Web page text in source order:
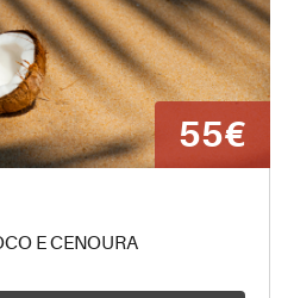
55€
E CENOURA